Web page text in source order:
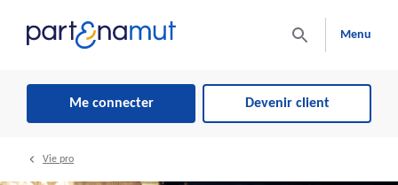
Menu
Me connecter Devenir client
Vie pro